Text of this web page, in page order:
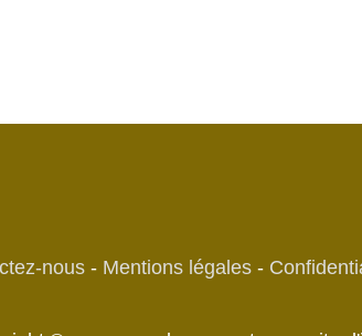
nous- Mentions légales-